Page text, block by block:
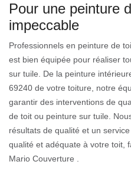
Pour une peinture
impeccable
Professionnels en peinture de
est bien équipée pour réaliser
sur tuile. De la peinture
69240 de votre toiture, notre
garantir des interventions de
de toit ou peinture sur tuile.
résultats de qualité et un
qualité et adéquate à votre toit,
Mario Couverture .